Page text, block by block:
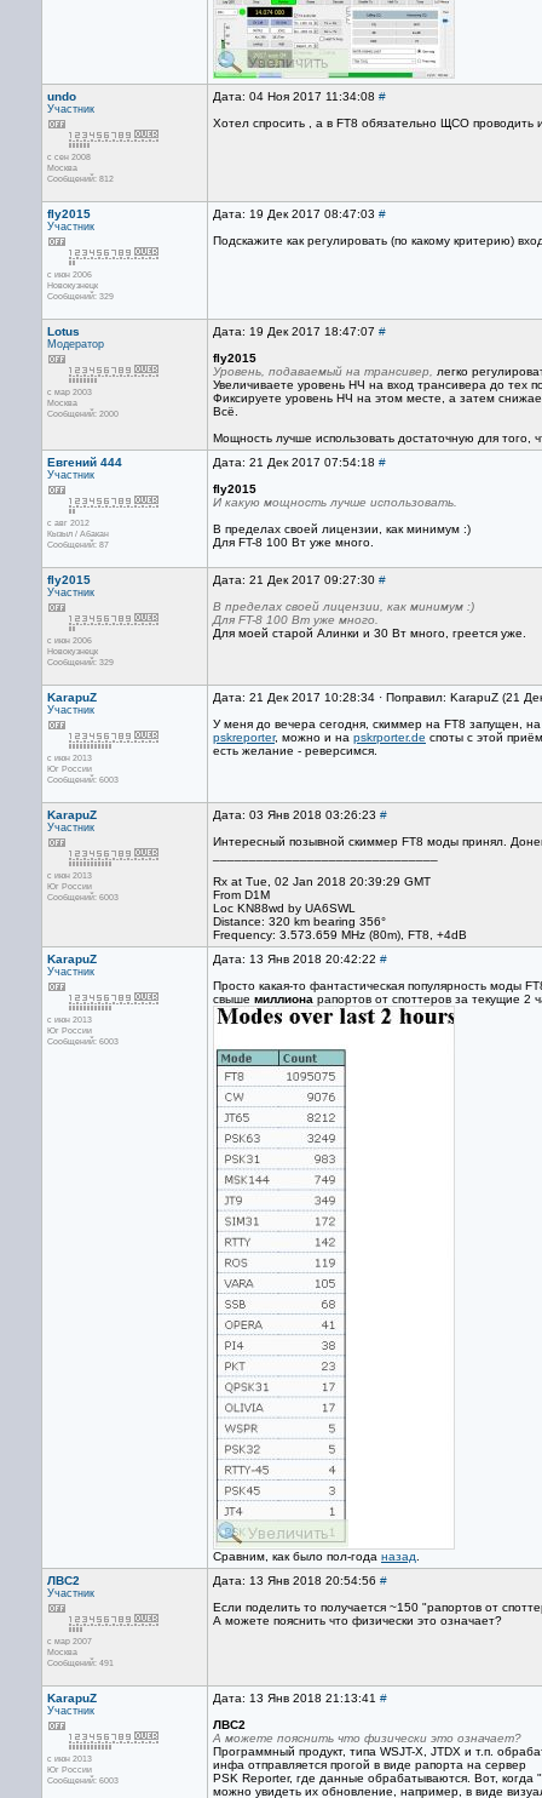
undo
Участник
с сен 2008
Москва
Сообщений: 812
Дата: 04 Ноя 2017 11:34:08 #
Хотел спросить , а в FT8 обязательно ЩСО проводить
fly2015
Участник
с июн 2006
Новокузнецк
Сообщений: 329
Дата: 19 Дек 2017 08:47:03 #
Подскажите как регулировать (по какому критерию)
Lotus
Модератор
с мар 2003
Москва
Сообщений: 2000
Дата: 19 Дек 2017 18:47:07 #
fly2015
Уровень, подаваемый на трансивер,
легко
Увеличиваете уровень НЧ на вход трансивера до тех
Фиксируете уровень НЧ на этом месте, а затем
Всё.
Мощность лучше использовать достаточную для того,
Евгений 444
Участник
с авг 2012
Кызыл / Абакан
Сообщений: 87
Дата: 21 Дек 2017 07:54:18 #
fly2015
И какую мощность лучше использовать.
В пределах своей лицензии, как минимум :)
Для FT-8 100 Вт уже много.
fly2015
Участник
с июн 2006
Новокузнецк
Сообщений: 329
Дата: 21 Дек 2017 09:27:30 #
В пределах своей лицензии, как минимум :)
Для FT-8 100 Вт уже много.
Для моей старой Алинки и 30 Вт много, греется уже.
KarapuZ
Участник
с июн 2013
Юг России
Сообщений: 6003
Дата: 21 Дек 2017 10:28:34 · Поправил: KarapuZ (21
У меня до вечера сегодня, скиммер на FT8 запущен,
pskreporter, можно и на pskrporter.de споты с этой
есть желание - реверсимся.
KarapuZ
Участник
с июн 2013
Юг России
Сообщений: 6003
Дата: 03 Янв 2018 03:26:23 #
Интересный позывной скиммер FT8 моды принял.
Rx at Tue, 02 Jan 2018 20:39:29 GMT
From D1M
Loc KN88wd by UA6SWL
Distance: 320 km bearing 356°
Frequency: 3.573.659 MHz (80m), FT8, +4dB
KarapuZ
Участник
с июн 2013
Юг России
Сообщений: 6003
Дата: 13 Янв 2018 20:42:22 #
Просто какая-то фантастическая популярность моды
свыше миллиона рапортов от споттеров за текущие 2
Сравним, как было пол-года назад
ЛВС2
Участник
с мар 2007
Москва
Сообщений: 491
Дата: 13 Янв 2018 20:54:56 #
Если поделить то получается ~150 "рапортов от
А можете пояснить что физически это означает?
KarapuZ
Участник
с июн 2013
Юг России
Сообщений: 6003
Дата: 13 Янв 2018 21:13:41 #
ЛВС2
А можете пояснить что физически это означает?
Программный продукт, типа WSJT-X, JTDX и т.п.
инфа отправляется прогой в виде рапорта на сервер
PSK Reporter, где данные обрабатываются. Вот, когда
можно увидеть их обновление, например, в виде